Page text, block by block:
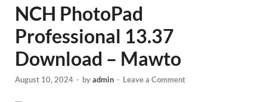
NCH PhotoPad
Professional 13.37
Download – Mawto
August 10, 2024 - byadmin - Leave a Comment